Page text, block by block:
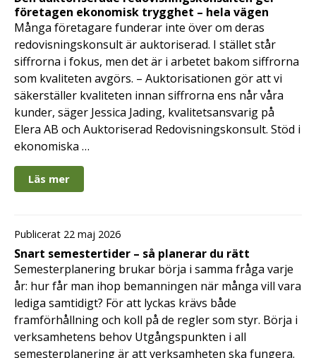
företagen ekonomisk trygghet – hela vägen
Många företagare funderar inte över om deras
redovisningskonsult är auktoriserad. I stället står
siffrorna i fokus, men det är i arbetet bakom siffrorna
som kvaliteten avgörs. – Auktorisationen gör att vi
säkerställer kvaliteten innan siffrorna ens når våra
kunder, säger Jessica Jading, kvalitetsansvarig på
Elera AB och Auktoriserad Redovisningskonsult. Stöd i
ekonomiska …
Läs mer
Publicerat 22 maj 2026
Snart semestertider – så planerar du rätt
Semesterplanering brukar börja i samma fråga varje
år: hur får man ihop bemanningen när många vill vara
lediga samtidigt? För att lyckas krävs både
framförhållning och koll på de regler som styr. Börja i
verksamhetens behov Utgångspunkten i all
semesterplanering är att verksamheten ska fungera.